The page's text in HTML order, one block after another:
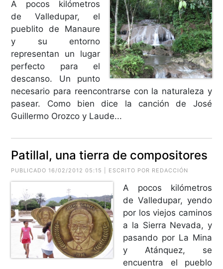
A pocos kilómetros
de Valledupar, el
pueblito de Manaure
y su entorno
representan un lugar
perfecto para el
descanso. Un punto
necesario para reencontrarse con la naturaleza y
pasear. Como bien dice la canción de José
Guillermo Orozco y Laude...
Patillal, una tierra de compositores
PUBLICADO 16/02/2012 05:15 | ESCRITO POR REDACCIÓN
A pocos kilómetros
de Valledupar, yendo
por los viejos caminos
a la Sierra Nevada, y
pasando por La Mina
y Atánquez, se
encuentra el pueblo